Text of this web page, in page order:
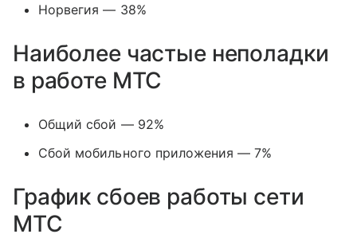
Норвегия — 38%
Наиболее частые неполадки
в работе МТС
Общий сбой — 92%
Сбой мобильного приложения — 7%
График сбоев работы сети
МТС